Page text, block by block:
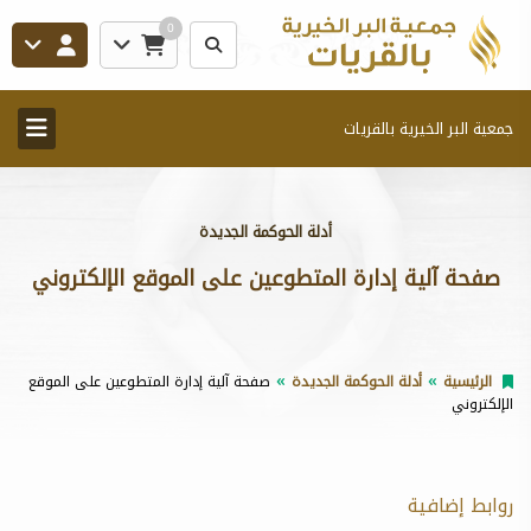
0
جمعية البر الخيرية بالقريات
أدلة الحوكمة الجديدة
صفحة آلية إدارة المتطوعين على الموقع الإلكتروني
الرئيسية أدلة الحوكمة الجديدة
صفحة آلية إدارة المتطوعين على الموقع
الإلكتروني
روابط إضافية